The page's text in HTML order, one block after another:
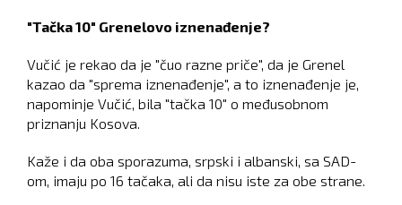
"Tačka 10" Grenelovo iznenađenje?
Vučić je rekao da je "čuo razne priče", da je Grenel
kazao da "sprema iznenađenje", a to iznenađenje je,
napominje Vučić, bila "tačka 10" o međusobnom
priznanju Kosova.
Kaže i da oba sporazuma, srpski i albanski, sa SAD-
om, imaju po 16 tačaka, ali da nisu iste za obe strane.